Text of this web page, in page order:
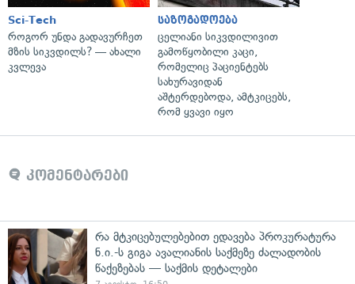
Sci-Tech
როგორ უნდა გადავურჩეთ
მზის სიკვდილს? — ახალი
კვლევა
საზოგადოება
ცელიანი სიკვდილივით
გამოწყობილი კაცი,
რომელიც პაციენტებს
სახურავიდან
აშტერდებოდა, ამტკიცებს,
რომ ყვავი იყო
კომენტარები
რა მტკიცებულებებით ედავება პროკურატურა
ნ.ი.-ს გიგა ავალიანის საქმეზე ძალადობის
წაქეზებას — საქმის დეტალები